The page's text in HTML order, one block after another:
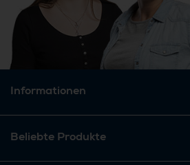
Informationen
Beliebte Produkte